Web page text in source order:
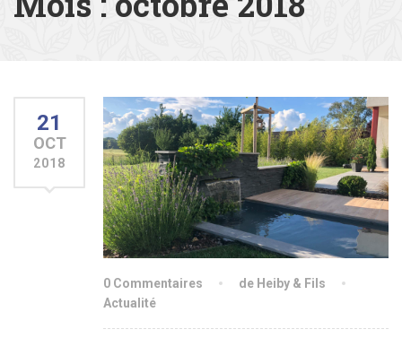
21
OCT
2018
0 Commentaires
de Heiby & Fils
Actualité